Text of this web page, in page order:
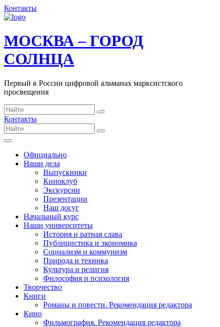
Контакты
МОСКВА – ГОРОД
СОЛНЦА
Первый в России цифровой альманах марксистского
просвещения
Контакты
Официально
Наши дела
Выпускники
Киноклуб
Экскурсии
Презентации
Наш досуг
Начальный курс
Наши университеты
История и ратная слава
Публицистика и экономика
Социализм и коммунизм
Природа и техника
Культура и религия
Философия и психология
Творчество
Книги
Романы и повести. Рекомендация редактора
Кино
Фильмография. Рекомендация редактора